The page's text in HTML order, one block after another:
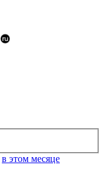
в этом месяце